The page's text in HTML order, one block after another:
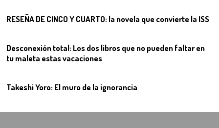
RESEÑA DE CINCO Y CUARTO: la novela que convierte la ISS
11
Desconexión total: Los dos libros que no pueden faltar en
tu maleta estas vacaciones
Takeshi Yoro: El muro de la ignorancia